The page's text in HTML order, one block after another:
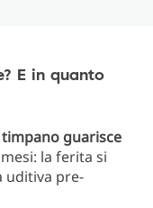
E in quanto
guarisce
la ferita si
uditiva pre-